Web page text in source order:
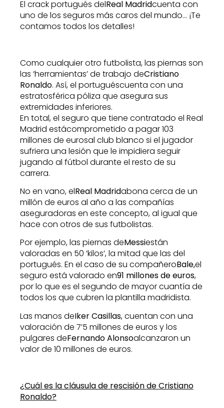
El crack portugués delReal Madridcuenta con
uno de los seguros más caros del mundo… ¡Te
contamos todos los detalles!
Como cualquier otro futbolista, las piernas son
las ‘herramientas’ de trabajo deCristiano
Ronaldo. Así, el portuguéscuenta con una
estratosférica póliza que asegura sus
extremidades inferiores.
En total, el seguro que tiene contratado el Real
Madrid estácomprometido a pagar 103
millones de eurosal club blanco si el jugador
sufriera una lesión que le impidiera seguir
jugando al fútbol durante el resto de su
carrera.
No en vano, elReal Madridabona cerca de un
millón de euros al año a las compañías
aseguradoras en este concepto, al igual que
hace con otros de sus futbolistas.
Por ejemplo, las piernas deMessiestán
valoradas en 50 ‘kilos’, la mitad que las del
portugués. En el caso de su compañeroBale,el
seguro está valorado en91 millones de euros,
por lo que es el segundo de mayor cuantía de
todos los que cubren la plantilla madridista.
Las manos deIker Casillas, cuentan con una
valoración de 7’5 millones de euros y los
pulgares deFernando Alonsoalcanzaron un
valor de 10 millones de euros.
¿Cuál es la cláusula de rescisión de Cristiano
Ronaldo?